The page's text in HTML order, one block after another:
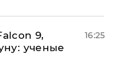
9,
ученые
16:25